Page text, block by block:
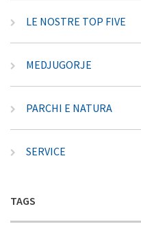
LE NOSTRE TOP FIVE
MEDJUGORJE
PARCHI E NATURA
SERVICE
TAGS